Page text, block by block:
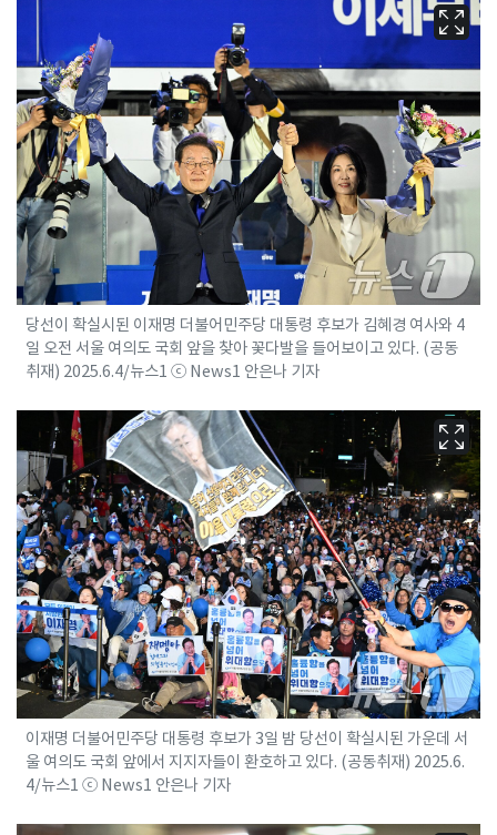
당선이 확실시된 이재명 더불어민주당 대통령 후보가 김혜경 여사와 4
일 오전 서울 여의도 국회 앞을 찾아 꽃다발을 들어보이고 있다. (공동
취재) 2025.6.4/뉴스1 ⓒ News1 안은나 기자
이재명 더불어민주당 대통령 후보가 3일 밤 당선이 확실시된 가운데 서
울 여의도 국회 앞에서 지지자들이 환호하고 있다. (공동취재) 2025.6.
4/뉴스1 ⓒ News1 안은나 기자